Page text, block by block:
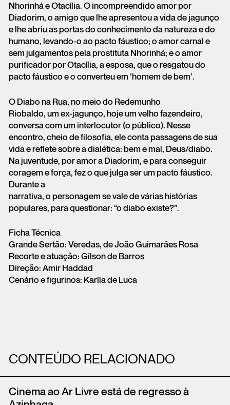
Nhorinhá e Otacília. O incompreendido amor por
Diadorim, o amigo que lhe apresentou a vida de jagunço
e lhe abriu as portas do conhecimento da natureza e do
humano, levando-o ao pacto fáustico; o amor carnal e
sem julgamentos pela prostituta Nhorinhá; e o amor
purificador por Otacília, a esposa, que o resgatou do
pacto fáustico e o converteu em ‘homem de bem’.
O Diabo na Rua, no meio do Redemunho
Riobaldo, um ex-jagunço, hoje um velho fazendeiro,
conversa com um interlocutor (o público). Nesse
encontro, cheio de filosofia, ele conta passagens de sua
vida e reflete sobre a dialética: bem e mal, Deus/diabo.
Na juventude, por amor a Diadorim, e para conseguir
coragem e força, fez o que julga ser um pacto fáustico.
Durante a
narrativa, o personagem se vale de várias histórias
populares, para questionar: “o diabo existe?”.
Ficha Técnica
Grande Sertão: Veredas, de João Guimarães Rosa
Recorte e atuação: Gilson de Barros
Direção: Amir Haddad
Cenário e figurinos: Karlla de Luca
CONTEÚDO RELACIONADO
Cinema ao Ar Livre está de regresso à